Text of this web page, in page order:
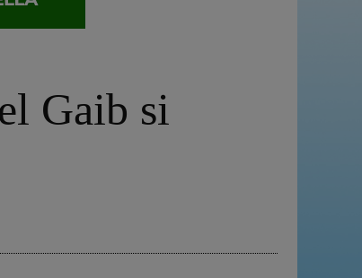
Gaib si